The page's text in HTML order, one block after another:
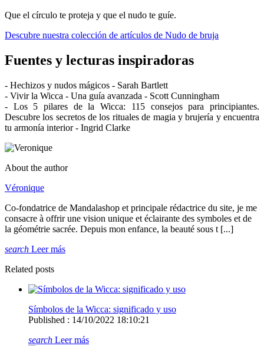
Que el círculo te proteja y que el nudo te guíe.
Descubre nuestra colección de artículos de Nudo de bruja
Fuentes y lecturas inspiradoras
- Hechizos y nudos mágicos - Sarah Bartlett
- Vivir la Wicca - Una guía avanzada - Scott Cunningham
- Los 5 pilares de la Wicca: 115 consejos para principiantes.
Descubre los secretos de los rituales de magia y brujería y encuentra
tu armonía interior - Ingrid Clarke
About the author
Véronique
Co-fondatrice de Mandalashop et principale rédactrice du site, je me
consacre à offrir une vision unique et éclairante des symboles et de
la géométrie sacrée. Depuis mon enfance, la beauté sous t [...]
search Leer más
Related posts
Símbolos de la Wicca: significado y uso
Published : 14/10/2022 18:10:21
search Leer más